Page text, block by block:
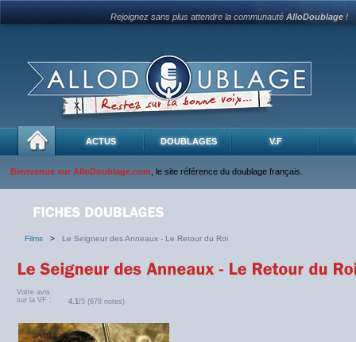
Rejoignez sans plus attendre la communautéAlloDoublage !
ACTUS DOUBLAGES V.F
Bienvenue sur AlloDoublage.com , le site référence du doublage français.
Films > Le Seigneur des Anneaux - Le Retour du Roi
Votre avis
sur la VF :
4.1/5 (678 notes)